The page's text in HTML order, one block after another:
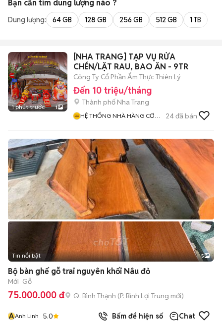
Bạn cần tìm dung lượng nào ?
Dung lượng: 64 GB 128 GB 256 GB 512 GB 1 TB
1 phút trước 1
[NHA TRANG] TẠP VỤ RỬA
CHÉN/LẶT RAU, BAO ĂN - 9TR
Công Ty Cổ Phần Ẩm Thực Thiên Lý
Đến 10 triệu/tháng
Thành phố Nha Trang
HỆ THỐNG NHÀ HÀNG CƠM
24đã bán
Tin nổi bật 5
Bộ bàn ghế gỗ trai nguyên khối Nâu đỏ
Mới Gỗ
75.000.000 đ Q. Bình Thạnh (P. Bình Lợi Trung mới)
AAnh Linh 5.0 Bấm để hiện số Chat